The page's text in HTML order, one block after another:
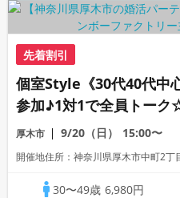
先着割引
個室Style《30代40代中
参加♪1対1で全員トーク
活パーティー
厚木市 9/20（日） 15:00〜
開催地住所：神奈川県厚木市中町2
30〜49歳 6,980円